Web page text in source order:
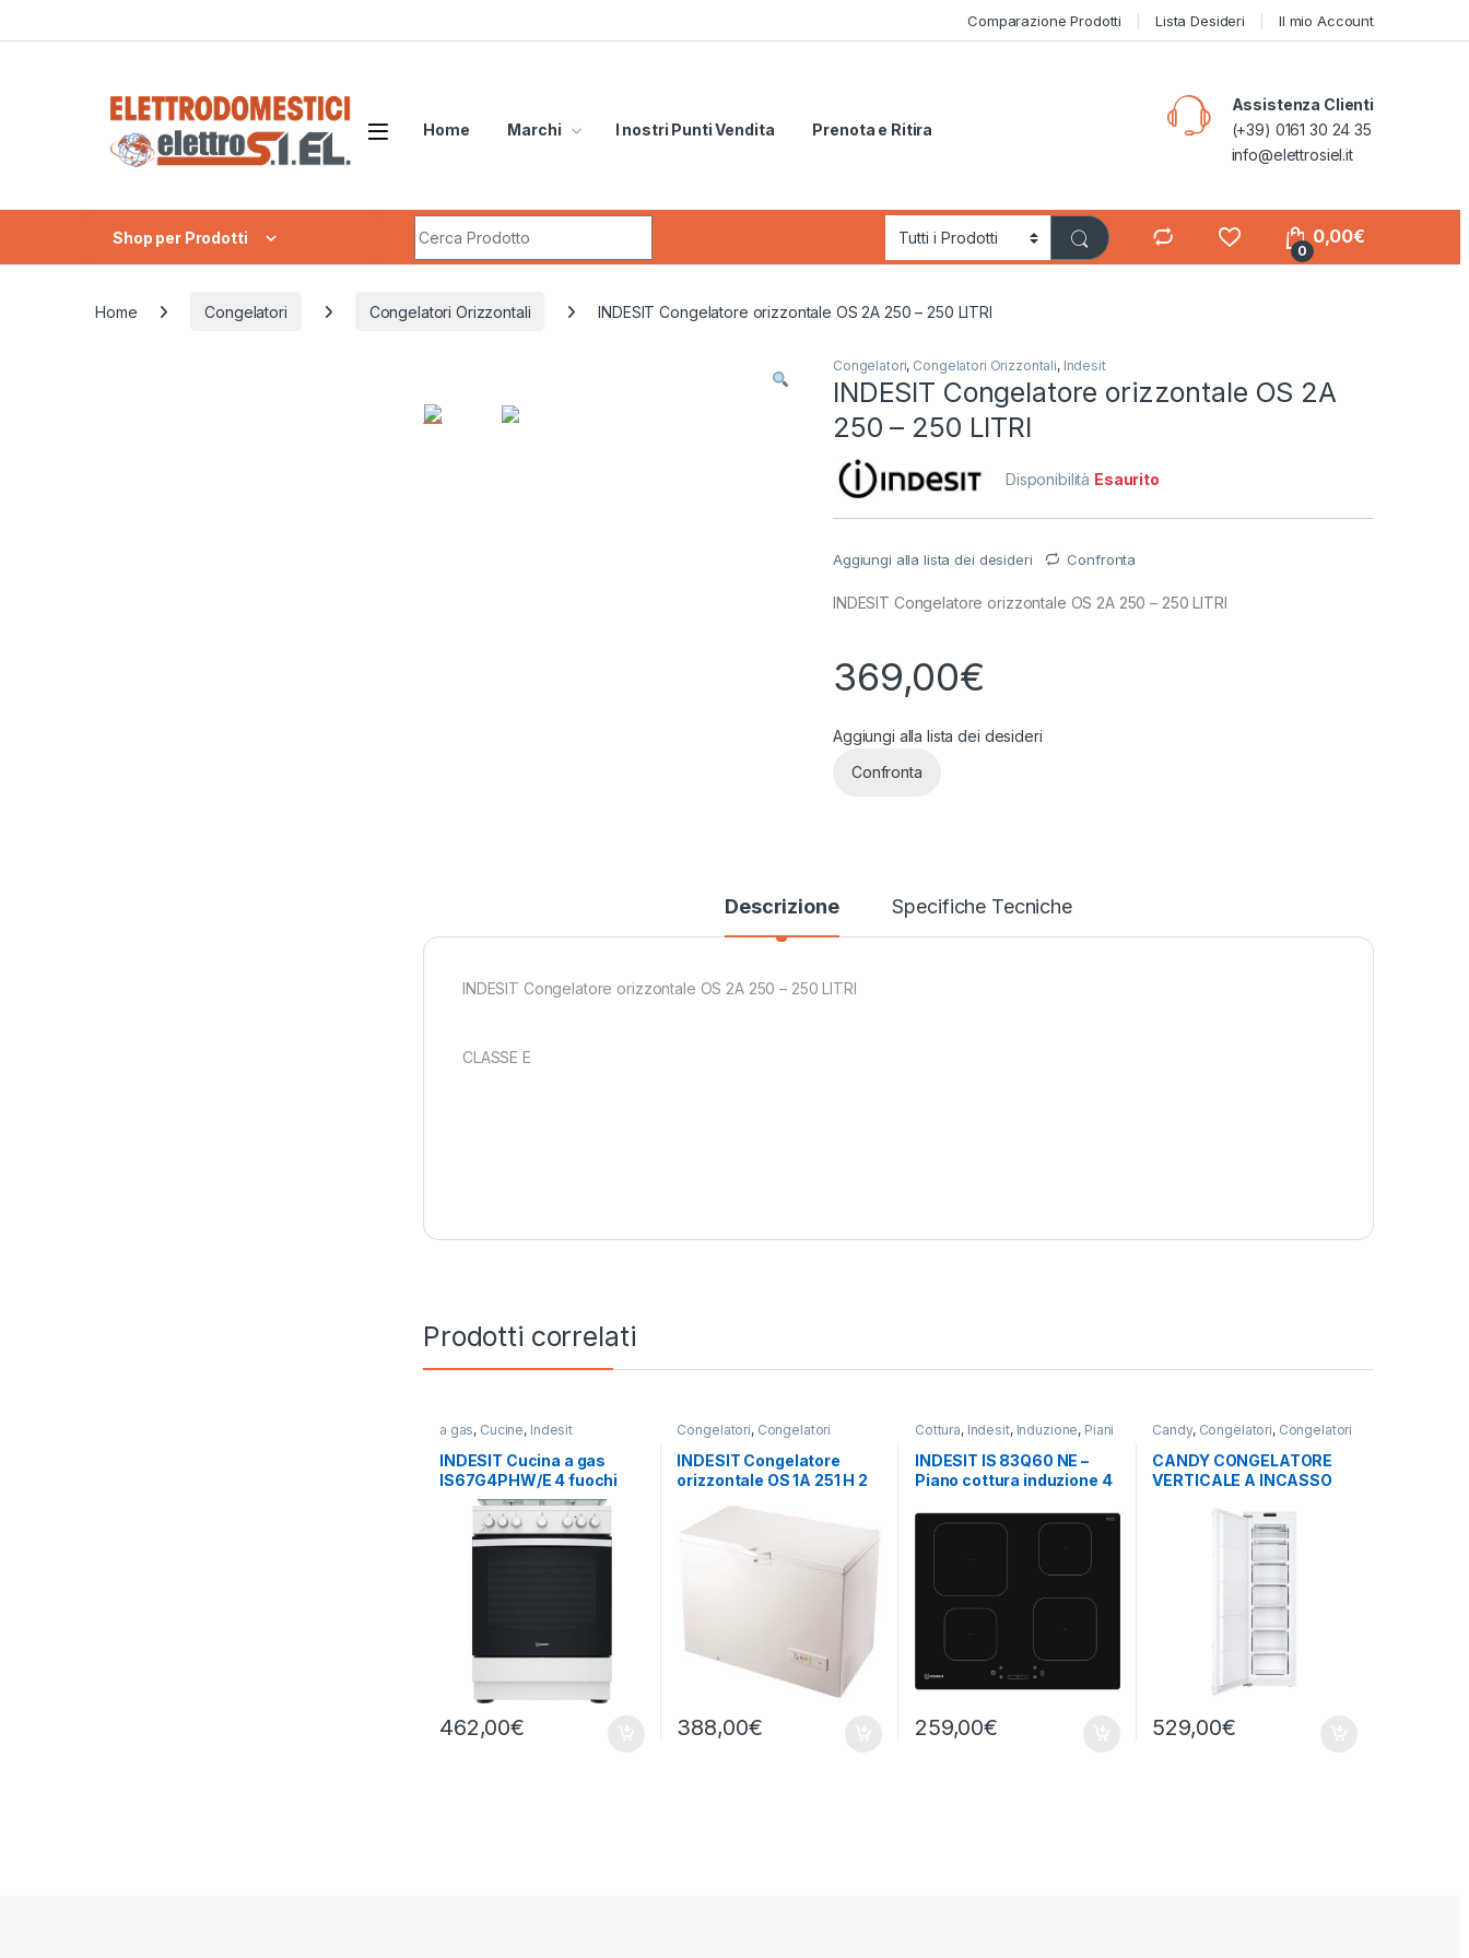
Comparazione Prodotti Lista Desideri Il mio Account
Home Marchi I nostri Punti Vendita Prenota e Ritira
Assistenza Clienti
(+39) 0161 30 24 35
info@elettrosiel.it
Shop per Prodotti
0
0,00€
Home Congelatori Congelatori Orizzontali INDESIT Congelatore orizzontale OS 2A 250 – 250 LITRI
Congelatori, Congelatori Orizzontali, Indesit
INDESIT Congelatore orizzontale OS 2A
250 – 250 LITRI
Disponibilità Esaurito
Aggiungi alla lista dei desideri Confronta
INDESIT Congelatore orizzontale OS 2A 250 – 250 LITRI
369,00€
Aggiungi alla lista dei desideri
Confronta
Descrizione Specifiche Tecniche
INDESIT Congelatore orizzontale OS 2A 250 – 250 LITRI
CLASSE E
Prodotti correlati
a gas, Cucine, Indesit
INDESIT Cucina a gas
IS67G4PHW/E 4 fuochi
forno elettrico
462,00€
Congelatori, Congelatori
Orizzontali
Indesit
INDESIT Congelatore
orizzontale OS 1A 251 H 2
388,00€
Cottura, Indesit, Induzione, Piani
INDESIT IS 83Q60 NE –
Piano cottura induzione 4
259,00€
Candy, Congelatori, Congelatori
Verticali
libera installazione
CANDY CONGELATORE
VERTICALE A INCASSO
529,00€